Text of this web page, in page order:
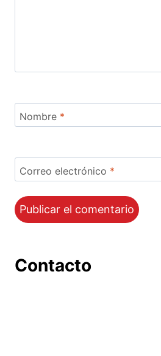
Nombre *
Correo electrónico *
Contacto